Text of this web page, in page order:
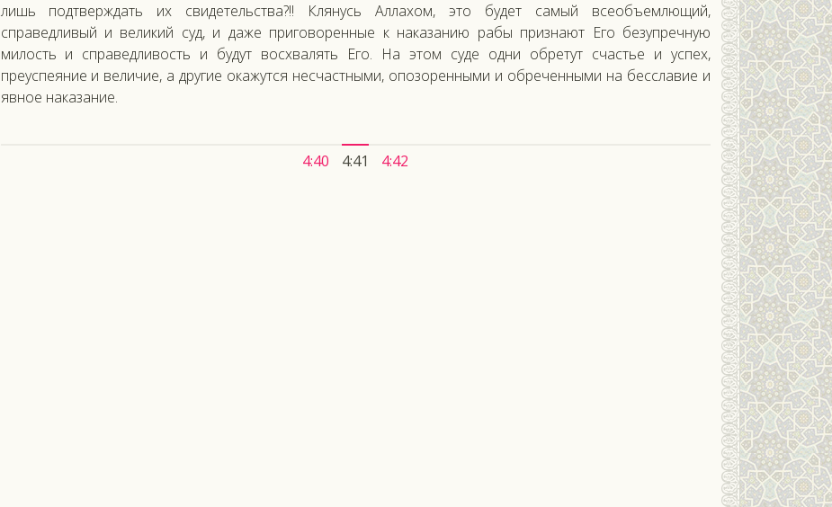
лишь подтверждать их свидетельства?!! Клянусь Аллахом, это будет самый всеобъемлющий,
справедливый и великий суд, и даже приговоренные к наказанию рабы признают Его безупречную
милость и справедливость и будут восхвалять Его. На этом суде одни обретут счастье и успех,
преуспеяние и величие, а другие окажутся несчастными, опозоренными и обреченными на бесславие и
явное наказание.
4:40 4:41 4:42